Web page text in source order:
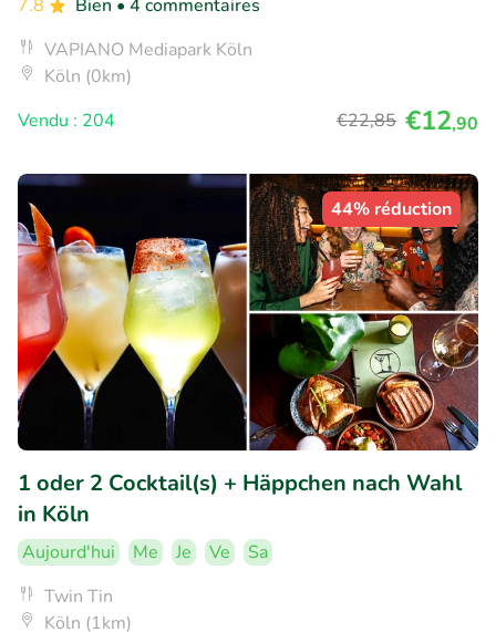
7.8
Bien • 4 commentaires
VAPIANO Mediapark Köln
Köln (0km)
Vendu : 204
€22,85 €12,90
44% réduction
1 oder 2 Cocktail(s) + Häppchen nach Wahl
in Köln
Aujourd'hui Me Je Ve
Sa
Twin Tin
Köln (1km)